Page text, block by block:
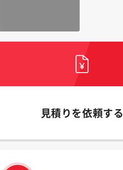
見積りを依頼する